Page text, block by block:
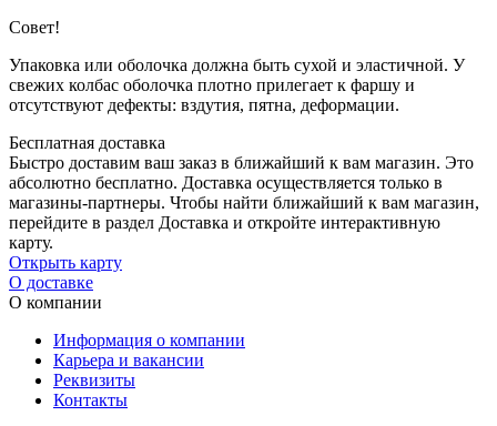
Совет!
Упаковка или оболочка должна быть сухой и эластичной. У
свежих колбас оболочка плотно прилегает к фаршу и
отсутствуют дефекты: вздутия, пятна, деформации.
Бесплатная доставка
Быстро доставим ваш заказ в ближайший к вам магазин. Это
абсолютно бесплатно. Доставка осуществляется только в
магазины-партнеры. Чтобы найти ближайший к вам магазин,
перейдите в раздел Доставка и откройте интерактивную
карту.
Открыть карту
О доставке
О компании
Информация о компании
Карьера и вакансии
Реквизиты
Контакты